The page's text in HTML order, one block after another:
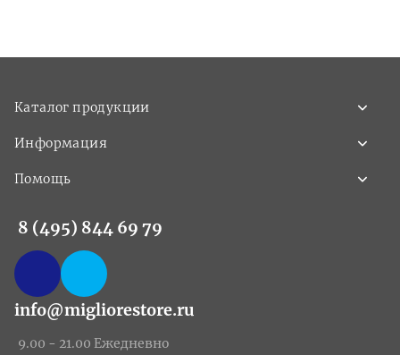
Каталог продукции
Информация
Помощь
8 (495) 844 69 79
info@migliorestore.ru
9.00 - 21.00 Ежедневно